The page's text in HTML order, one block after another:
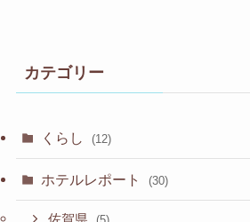
カテゴリー
くらし (12)
ホテルレポート (30)